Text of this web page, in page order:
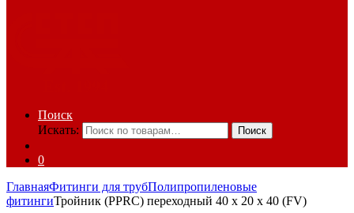
Поиск
Искать:
Поиск
0
ГлавнаяФитинги для трубПолипропиленовые
фитингиТройник (PPRC) переходный 40 x 20 x 40 (FV)